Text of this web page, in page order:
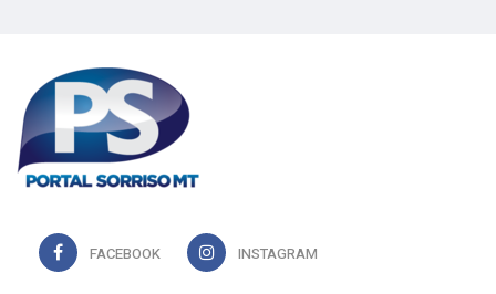
FACEBOOK INSTAGRAM